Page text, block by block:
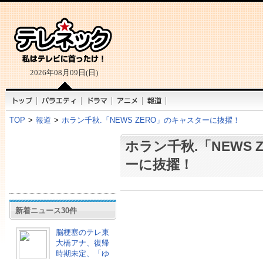
2026年08月09日(日)
TOP > 報道 > ホラン千秋.「NEWS ZERO」のキャスターに抜擢！
新着ニュース30件
脳梗塞のテレ東
大橋アナ、復帰
時期未定、「ゆ
ホラン千秋.「NEWS
ーに抜擢！